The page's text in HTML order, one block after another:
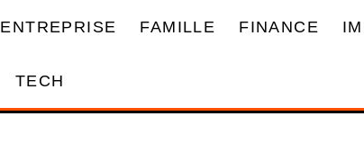
ENTREPRISE FAMILLE FINANCE
TECH